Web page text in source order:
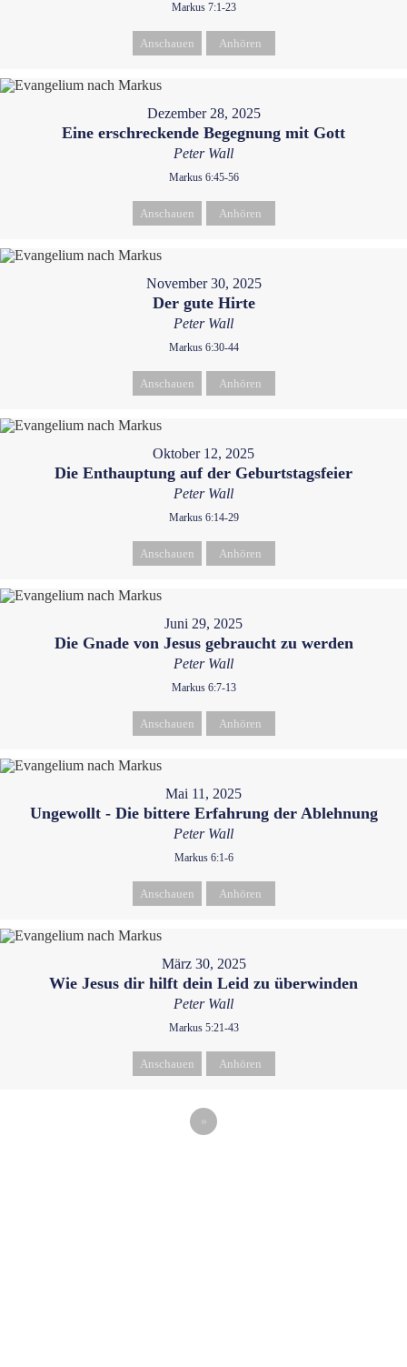
Markus 7:1-23
Anschauen Anhören
Dezember 28, 2025
Eine erschreckende Begegnung mit Gott
Peter Wall
Markus 6:45-56
Anschauen Anhören
November 30, 2025
Der gute Hirte
Peter Wall
Markus 6:30-44
Anschauen Anhören
Oktober 12, 2025
Die Enthauptung auf der Geburtstagsfeier
Peter Wall
Markus 6:14-29
Anschauen Anhören
Juni 29, 2025
Die Gnade von Jesus gebraucht zu werden
Peter Wall
Markus 6:7-13
Anschauen Anhören
Mai 11, 2025
Ungewollt - Die bittere Erfahrung der Ablehnung
Peter Wall
Markus 6:1-6
Anschauen Anhören
März 30, 2025
Wie Jesus dir hilft dein Leid zu überwinden
Peter Wall
Markus 5:21-43
Anschauen Anhören
»